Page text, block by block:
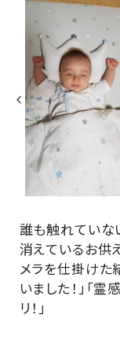
誰も触れてい
消えているお供
メラを仕掛けた
いました！」「
リ！」